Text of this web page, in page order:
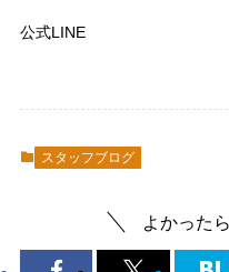
公式LINE
スタッフブログ
よかった